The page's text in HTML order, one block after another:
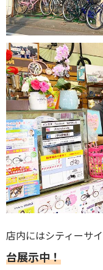
店内にはシティーサ
台展示中！